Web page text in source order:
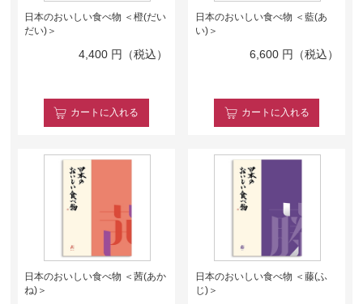
日本のおいしい食べ物 ＜橙(だい
だい)＞
4,400 円（税込）
カート に入れる
日本のおいしい食べ物 ＜藍(あ
い)＞
6,600 円（税込）
カート に入れる
日本のおいしい食べ物 ＜茜(あか
ね)＞
日本のおいしい食べ物 ＜藤(ふ
じ)＞